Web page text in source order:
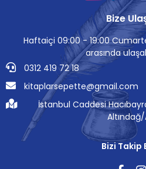
Bize
Haftaiçi 09:00 - 19:00
arasında
0312 419 72 18
kitaplarsepette@gmail.com
İstanbul Caddesi
Bizi Takip